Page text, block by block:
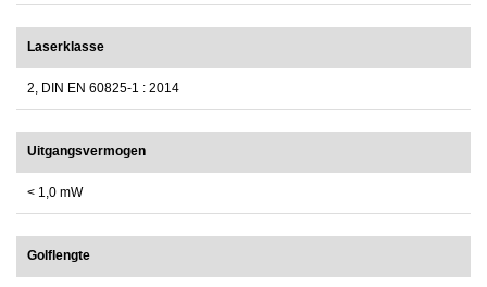
Laserklasse
2, DIN EN 60825-1 : 2014
Uitgangsvermogen
< 1,0 mW
Golflengte